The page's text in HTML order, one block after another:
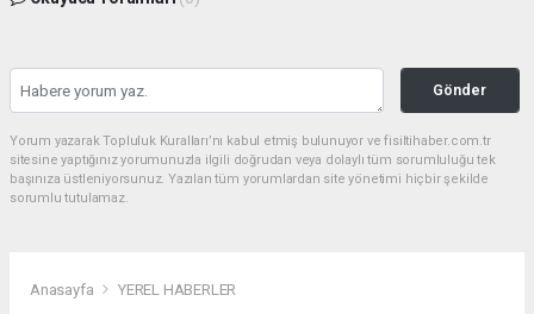
Gönder
Yorum yazarak Topluluk Kuralları’nı kabul etmiş bulunuyor ve fisiltihaber.com.tr
sitesine yaptığınız yorumunuzla ilgili doğrudan veya dolaylı tüm sorumluluğu tek
başınıza üstleniyorsunuz. Yazılan tüm yorumlardan site yönetimi hiçbir şekilde
sorumlu tutulamaz.
Anasayfa YEREL HABERLER